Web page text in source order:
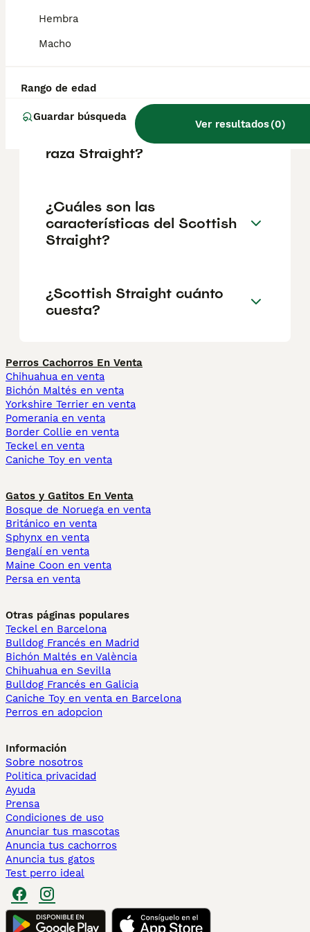
Hembra
Macho
Rango de edad
Guardar búsqueda
Ver resultados(0)
criadores responsables que garanticen la
Informarse bien y comparar opciones antes
¿Cuál es la esperanza de
vida de un gato escocés de
raza Straight?
¿Cuáles son las
características del Scottish
Straight?
¿Scottish Straight cuánto
cuesta?
Perros Cachorros En Venta
Chihuahua en venta
Bichón Maltés en venta
Yorkshire Terrier en venta
Pomerania en venta
Border Collie en venta
Teckel en venta
Caniche Toy en venta
Gatos y Gatitos En Venta
Bosque de Noruega en venta
Británico en venta
Sphynx en venta
Bengalí en venta
Maine Coon en venta
Persa en venta
Otras páginas populares
Teckel en Barcelona
Bulldog Francés en Madrid
Bichón Maltés en València
Chihuahua en Sevilla
Bulldog Francés en Galicia
Caniche Toy en venta en Barcelona
Perros en adopcion
Información
Sobre nosotros
Politica privacidad
Ayuda
Prensa
Condiciones de uso
Anunciar tus mascotas
Anuncia tus cachorros
Anuncia tus gatos
Test perro ideal